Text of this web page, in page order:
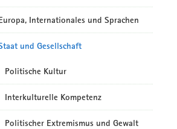
Internationales und Sprachen
und Gesellschaft
Politische Kultur
Interkulturelle Kompetenz
Politischer Extremismus und Gewalt